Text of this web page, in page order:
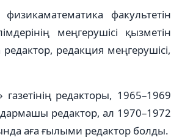
факультетін
меңгерушісі қызметін
редакция меңгерушісі,
редакторы, 1965–1969
редактор, ал 1970–1972
аға ғылыми редактор болды.